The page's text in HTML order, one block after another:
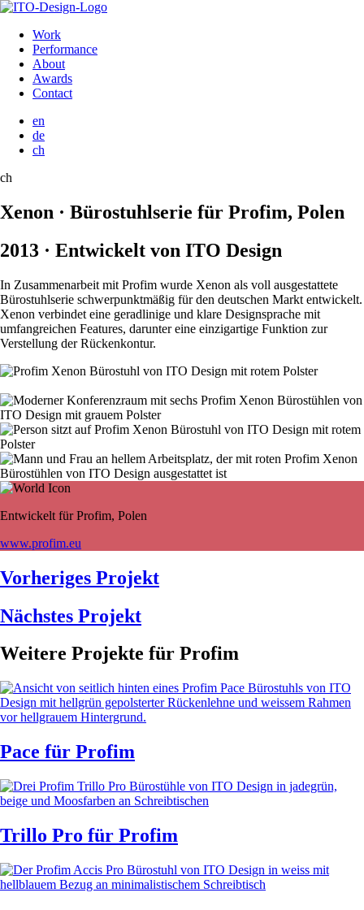
Work
Performance
About
Awards
Contact
en
de
ch
ch
Xenon · Bürostuhlserie für Profim, Polen
2013 · Entwickelt von ITO Design
In Zusammenarbeit mit Profim wurde Xenon als voll ausgestattete
Bürostuhlserie schwerpunktmäßig für den deutschen Markt entwickelt.
Xenon verbindet eine geradlinige und klare Designsprache mit
umfangreichen Features, darunter eine einzigartige Funktion zur
Verstellung der Rückenkontur.
Entwickelt für Profim, Polen
www.profim.eu
Vorheriges Projekt
Nächstes Projekt
Weitere Projekte für Profim
Pace für Profim
Trillo Pro für Profim